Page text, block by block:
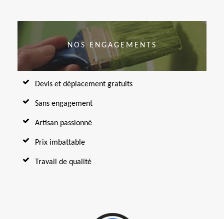
NOS ENGAGEMENTS
Devis et déplacement gratuits
Sans engagement
Artisan passionné
Prix imbattable
Travail de qualité